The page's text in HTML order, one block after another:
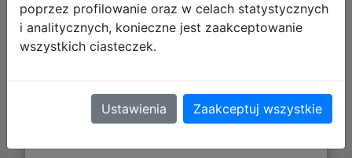
53,10 zł
DO KOSZYKA
poprzez profilowanie oraz w celach statystycznych
i analitycznych, konieczne jest zaakceptowanie
wszystkich ciasteczek.
Ustawienia Zaakceptuj wszystkie